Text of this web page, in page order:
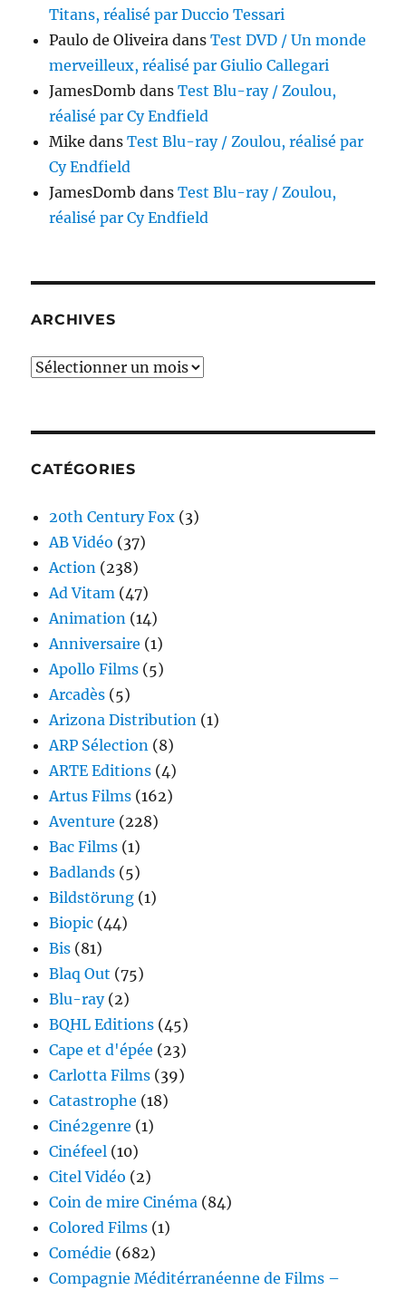
Titans, réalisé par Duccio Tessari
Paulo de Oliveira dansTest DVD / Un monde
merveilleux, réalisé par Giulio Callegari
JamesDomb dansTest Blu-ray / Zoulou,
réalisé par Cy Endfield
Mike dansTest Blu-ray / Zoulou, réalisé par
Cy Endfield
JamesDomb dansTest Blu-ray / Zoulou,
réalisé par Cy Endfield
ARCHIVES
Archives
CATÉGORIES
20th Century Fox (3)
AB Vidéo (37)
Action (238)
Ad Vitam (47)
Animation (14)
Anniversaire (1)
Apollo Films (5)
Arcadès (5)
Arizona Distribution (1)
ARP Sélection (8)
ARTE Editions (4)
Artus Films (162)
Aventure (228)
Bac Films (1)
Badlands (5)
Bildstörung (1)
Biopic (44)
Bis (81)
Blaq Out (75)
Blu-ray(2)
BQHL Editions (45)
Cape et d'épée (23)
Carlotta Films (39)
Catastrophe (18)
Ciné2genre (1)
Cinéfeel (10)
Citel Vidéo (2)
Coin de mire Cinéma (84)
Colored Films (1)
Comédie (682)
Compagnie Méditérranéenne de Films –